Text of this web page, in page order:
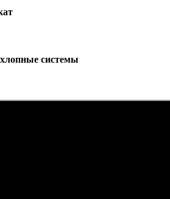
системы